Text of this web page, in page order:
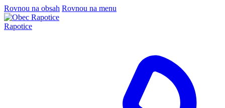
Rovnou na obsah Rovnou na menu
Rapotice